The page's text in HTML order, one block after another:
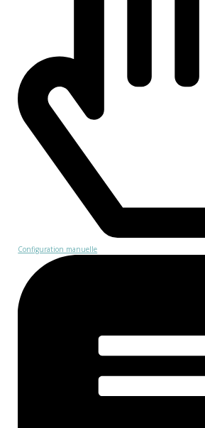
Configuration manuelle